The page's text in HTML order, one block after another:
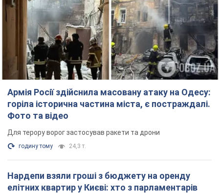
Армія Росії здійснила масовану атаку на Одесу:
горіла історична частина міста, є постраждалі.
Фото та відео
Для терору ворог застосував ракети та дрони
годину тому 24,3 т.
Нардепи взяли гроші з бюджету на оренду
елітних квартир у Києві: хто з парламентарів